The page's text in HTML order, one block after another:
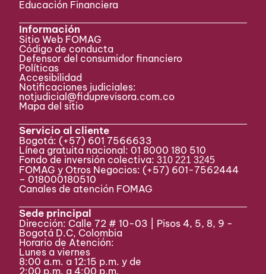
Educación Financiera
Información
Sitio Web FOMAG
Código de conducta
Defensor del consumidor financiero
Políticas
Accesibilidad
Notificaciones judiciales:
notjudicial@fiduprevisora.com.co
Mapa del sitio
Servicio al cliente
Bogotá: (+57) 601 7566633
Línea gratuita nacional: 01 8000 180 510
Fondo de inversión colectiva:310 221 3245
FOMAG y Otros Negocios: (+57) 601-7562444
– 018000180510
Canales de atención FOMAG
Sede principal
Dirección: Calle 72 # 10-03 | Pisos 4, 5, 8, 9 -
Bogotá D.C, Colombia
Horario de Atención:
Lunes a viernes
8:00 a.m. a 12:15 p.m. y de
2:00 p.m. a 4:00 p.m.